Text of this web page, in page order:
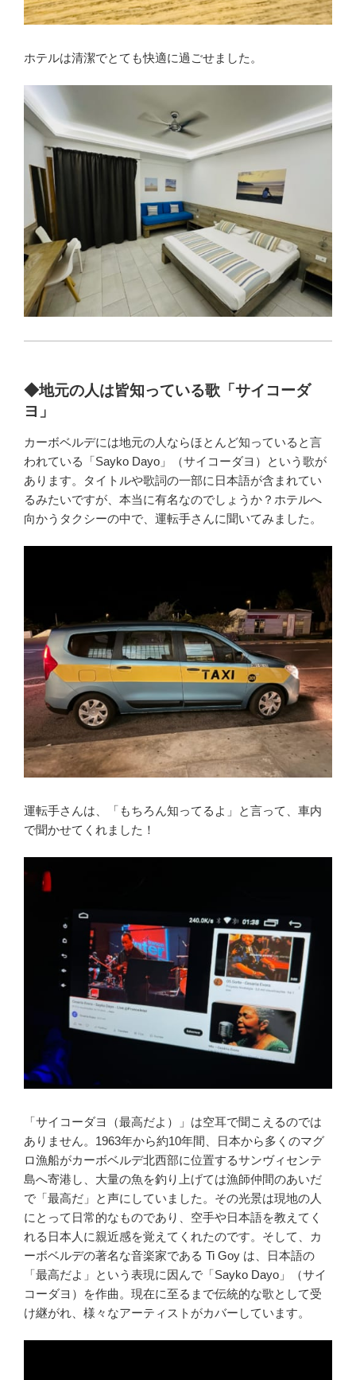
ホテルは清潔でとても快適に過ごせました。
◆地元の人は皆知っている歌「サイコーダ
ヨ」
カーボベルデには地元の人ならほとんど知っていると言
われている「Sayko Dayo」（サイコーダヨ）という歌が
あります。タイトルや歌詞の一部に日本語が含まれてい
るみたいですが、本当に有名なのでしょうか？ホテルへ
向かうタクシーの中で、運転手さんに聞いてみました。
運転手さんは、「もちろん知ってるよ」と言って、車内
で聞かせてくれました！
「サイコーダヨ（最高だよ）」は空耳で聞こえるのでは
ありません。1963年から約10年間、日本から多くのマグ
ロ漁船がカーボベルデ北西部に位置するサンヴィセンテ
島へ寄港し、大量の魚を釣り上げては漁師仲間のあいだ
で「最高だ」と声にしていました。その光景は現地の人
にとって日常的なものであり、空手や日本語を教えてく
れる日本人に親近感を覚えてくれたのです。そして、カ
ーボベルデの著名な音楽家である Ti Goy は、日本語の
「最高だよ」という表現に因んで「Sayko Dayo」（サイ
コーダヨ）を作曲。現在に至るまで伝統的な歌として受
け継がれ、様々なアーティストがカバーしています。